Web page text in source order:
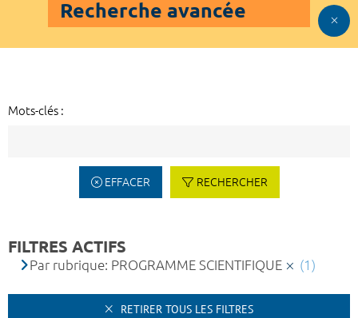
Recherche avancée
Mots-clés :
EFFACER RECHERCHER
FILTRES ACTIFS
Par rubrique: PROGRAMME SCIENTIFIQUE (1)
RETIRER TOUS LES FILTRES